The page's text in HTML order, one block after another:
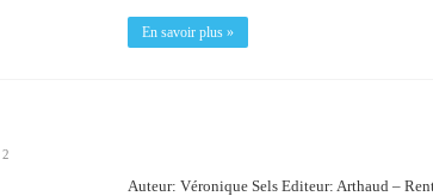
En savoir plus »
2
Auteur: Véronique Sels Editeur: Arthaud –